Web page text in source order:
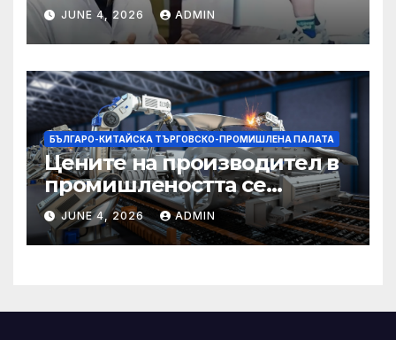
разстройство да се
изправят за първи път
JUNE 4, 2026 ADMIN
БЪЛГАРО-КИТАЙСКА ТЪРГОВСКО-ПРОМИШЛЕНА ПАЛАТА
Цените на производител в
промишлеността се
понижават с 0,7% в
еврозоната и с 0,5% в ЕС
JUNE 4, 2026 ADMIN